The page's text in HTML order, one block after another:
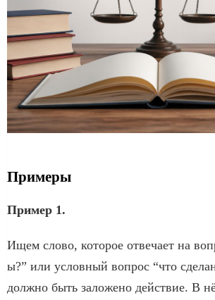
Примеры
Пример 1.
Ищем слово, которое отвечает на
ы?” или условный вопрос “что
должно быть заложено действие. В